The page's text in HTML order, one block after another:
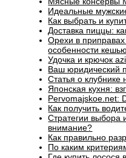
Идеальные
Как выбрать и
Доставка пиццы:
Орехи в
особенности
Удочка и крючок
Ваш юридический
Статья о клубнике
Японская кухня:
Pervomajskoe.net:
Как получить
Стратегии выбора
внимание?
Как правильно
По каким